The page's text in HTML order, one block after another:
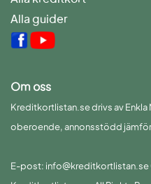
Alla guider
Om oss
Kreditkortlistan.se drivs av
oberoende, annonsstödd
E-post: